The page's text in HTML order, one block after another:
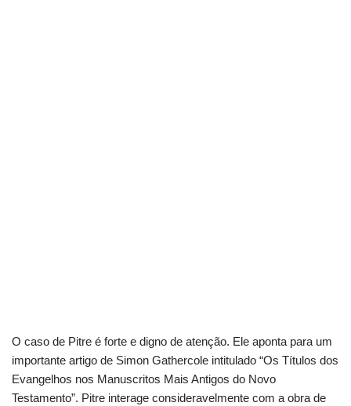
O caso de Pitre é forte e digno de atenção. Ele aponta para um
importante artigo de Simon Gathercole intitulado “Os Títulos dos
Evangelhos nos Manuscritos Mais Antigos do Novo
Testamento”. Pitre interage consideravelmente com a obra de